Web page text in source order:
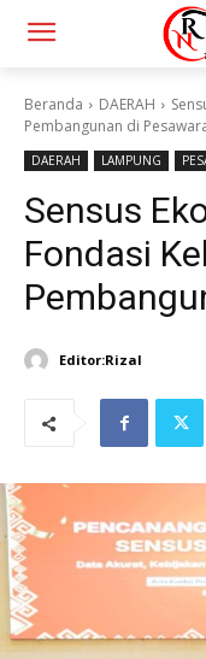
Beranda DAERAH
Pembangunan di
DAERAH LAMPUNG
Sensus
Fondasi
Editor:Rizal